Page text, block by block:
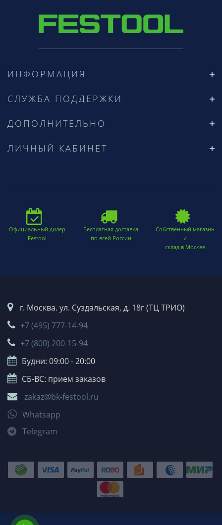
ИНФОРМАЦИЯ
СЛУЖБА ПОДДЕРЖКИ
ДОПОЛНИТЕЛЬНО
ЛИЧНЫЙ КАБИНЕТ
Официальный дилер
Festool
Бесплатная доставка
по всей России
Собственный магазин
и
склад в Москве
г. Москва. ул. Суздальская, д. 18г (ТЦ ТРИО)
+7 (495) 777-14-94
+7 (800) 200-15-94
Будни: 09:00 - 20:00
СБ-ВС: прием заказов
zakaz@bk-festool.ru
Whatsapp
Telegram